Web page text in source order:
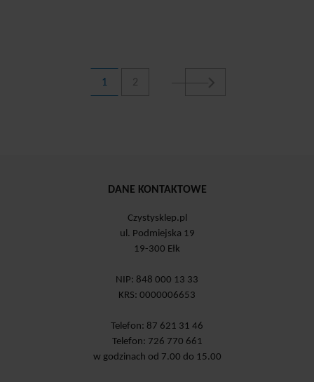
1 2
DANE KONTAKTOWE
Czystysklep.pl
ul. Podmiejska 19
19-300 Ełk
NIP: 848 000 13 33
KRS: 0000006653
Telefon: 87 621 31 46
Telefon: 726 770 661
w godzinach od 7.00 do 15.00